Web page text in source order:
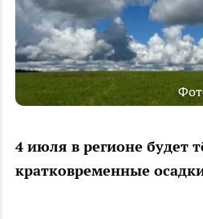
4 июля в регионе будет
кратковременные